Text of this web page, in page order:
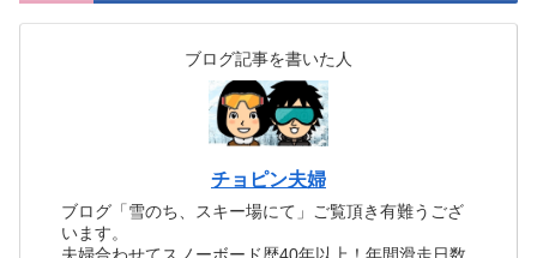
ブログ記事を書いた人
チョピン夫婦
ブログ「雪のち、スキー場にて」ご覧頂き有難うござ
います。
夫婦合わせてスノーボード歴40年以上！年間滑走日数